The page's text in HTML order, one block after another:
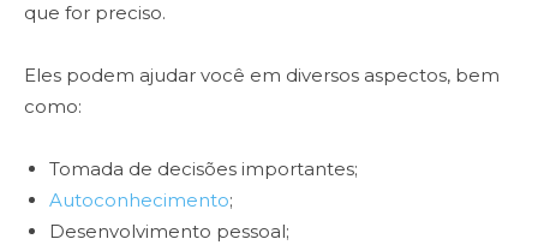
que for preciso.
Eles podem ajudar você em diversos aspectos, bem
como:
Tomada de decisões importantes;
Autoconhecimento;
Desenvolvimento pessoal;